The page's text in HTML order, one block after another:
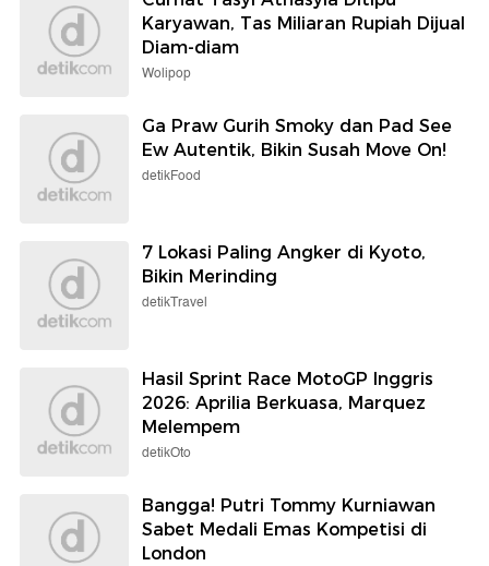
Karyawan, Tas Miliaran Rupiah Dijual
Diam-diam
Wolipop
Ga Praw Gurih Smoky dan Pad See
Ew Autentik, Bikin Susah Move On!
detikFood
7 Lokasi Paling Angker di Kyoto,
Bikin Merinding
detikTravel
Hasil Sprint Race MotoGP Inggris
2026: Aprilia Berkuasa, Marquez
Melempem
detikOto
Bangga! Putri Tommy Kurniawan
Sabet Medali Emas Kompetisi di
London